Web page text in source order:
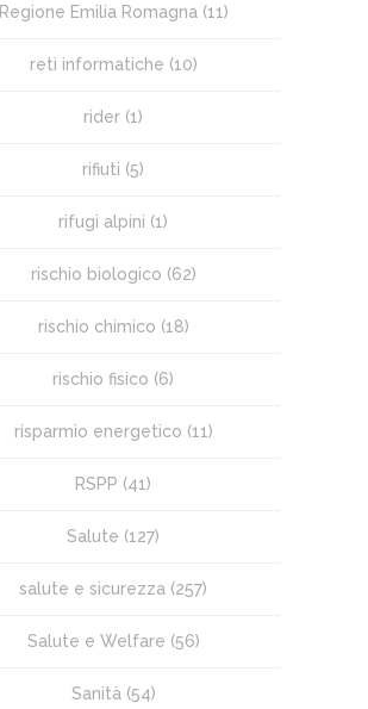
Regione Emilia Romagna (11)
reti informatiche (10)
rider (1)
rifiuti (5)
rifugi alpini (1)
rischio biologico (62)
rischio chimico (18)
rischio fisico (6)
risparmio energetico (11)
RSPP (41)
Salute (127)
salute e sicurezza (257)
Salute e Welfare (56)
Sanità (54)